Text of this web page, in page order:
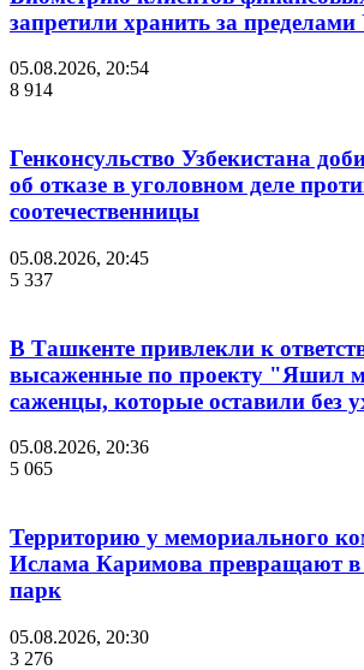
запретили хранить за пределами
05.08.2026, 20:54
8 914
Генконсульство Узбекистана
об отказе в уголовном деле
соотечественницы
05.08.2026, 20:45
5 337
В Ташкенте привлекли к
высаженные по проекту "Яшил
саженцы, которые оставили без
05.08.2026, 20:36
5 065
Территорию у мемориального
Ислама Каримова превращают
парк
05.08.2026, 20:30
3 276